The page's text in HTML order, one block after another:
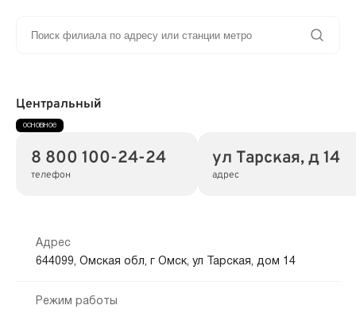
Центральный
8 800 100-24-24
телефон
ул Тарская, д 14
адрес
Адрес
644099, Омская обл, г Омск, ул Тарская, дом 14
Режим работы